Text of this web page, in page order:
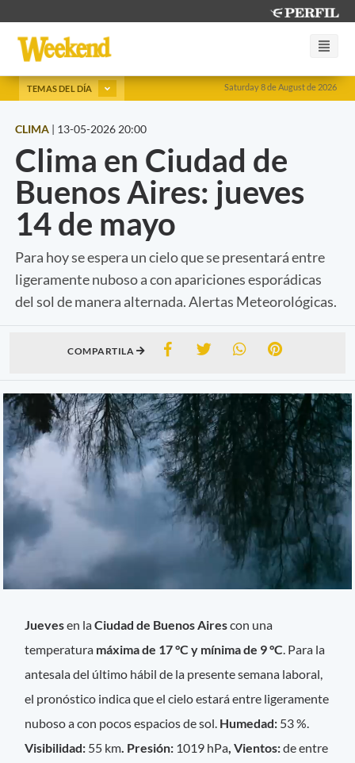
Saturday 8 de August de 2026
TEMAS DEL DÍA
CLIMA | 13-05-2026 20:00
Clima en Ciudad de
Buenos Aires: jueves
14 de mayo
Para hoy se espera un cielo que se presentará entre
ligeramente nuboso a con apariciones esporádicas
del sol de manera alternada. Alertas Meteorológicas.
COMPARTILA
Juevesen laCiudad de Buenos Airescon una
temperatura máxima de 17 °C y mínima de 9 °C . Para la
antesala del último hábil de la presente semana laboral,
el pronóstico indica que el cielo estará entre ligeramente
nuboso a con pocos espacios de sol. Humedad: 53 %.
Visibilidad: 55 km . Presión: 1019 hPa , Vientos:de entre